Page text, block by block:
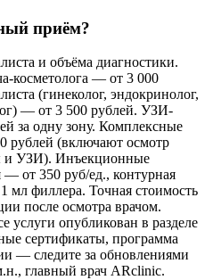
приём?
и объёма диагностики.
косметолога — от 3 000
(гинеколог, эндокринолог,
— от 3 500 рублей. УЗИ-
за одну зону. Комплексные
рублей (включают осмотр
и УЗИ). Инъекционные
от 350 руб/ед., контурная
мл филлера. Точная стоимость
после осмотра врачом.
услуги опубликован в разделе
сертификаты, программа
— следите за обновлениями
главный врач ARclinic.